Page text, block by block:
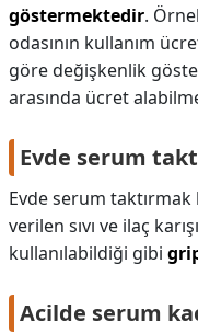
göstermektedir.
odasının kullanım
göre değişkenlik
arasında ücret
Evde serum
Evde serum taktırmak
verilen sıvı ve ilaç
kullanılabildiği gibi
Acilde serum